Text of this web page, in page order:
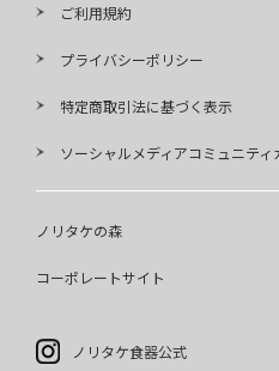
ご利用規約
プライバシーポリシー
特定商取引法に基づく表示
ソーシャルメディアコミュニティ
ノリタケの森
コーポレートサイト
ノリタケ食器公式